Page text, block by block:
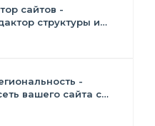
сайтов -
структуры и
-
вашего сайта с